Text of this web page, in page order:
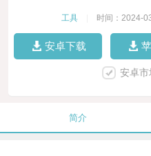
工具 时间：2024-
安卓下载
安卓
简介